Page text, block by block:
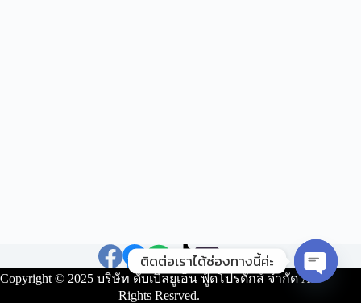
Copyright © 2025 บริษัท ดับเบิ้ลยูเอ็น ฟู้ดโปรดักส์ จำกัด All
Rights Resrved.
ติดต่อเราได้ช่องทางนี้ค่ะ